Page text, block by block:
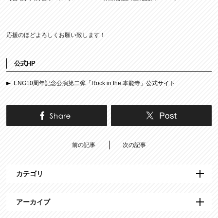
応援のほどよろしくお願い致します！
公式HP
ENG10周年記念公演第二弾「Rock in the 本能寺」公式サイト
前の記事 次の記事
カテゴリ
アーカイブ